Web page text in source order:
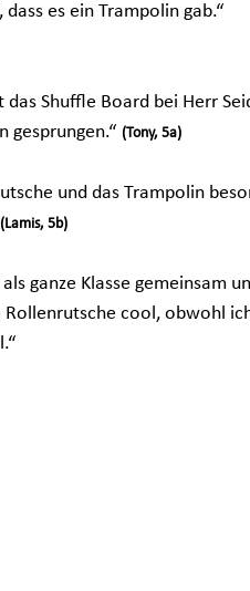
es ein Trampolin gab.“
das Shuffle Board bei Herr
gesprungen.“ (Tony, 5a)
und das Trampolin
(Lamis, 5b)
ganze Klasse gemeinsam
cool, obwohl